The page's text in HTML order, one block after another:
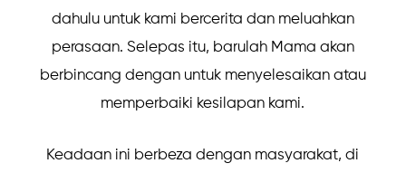
dahulu untuk kami bercerita dan meluahkan
perasaan. Selepas itu, barulah Mama akan
berbincang dengan untuk menyelesaikan atau
memperbaiki kesilapan kami.
Keadaan ini berbeza dengan masyarakat, di